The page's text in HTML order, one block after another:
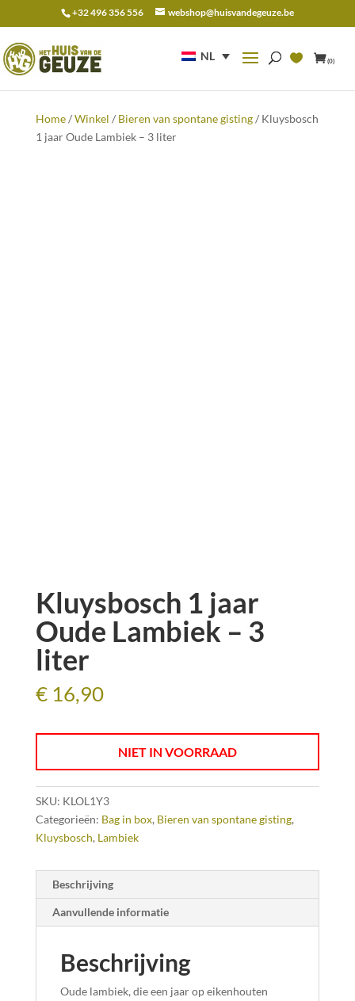
+32 496 356 556 webshop@huisvandegeuze.be
NL (0)
naar:
Home/Winkel / Bieren van spontane gisting/ Kluysbosch
1 jaar Oude Lambiek – 3 liter
Kluysbosch 1 jaar
Oude Lambiek – 3
liter
€16,90
NIET IN VOORRAAD
SKU: KLOL1Y3
Categorieën: Bag in box, Bieren van spontane gisting,
Kluysbosch, Lambiek
Beschrijving
Aanvullende informatie
Beschrijving
Oude lambiek, die een jaar op eikenhouten